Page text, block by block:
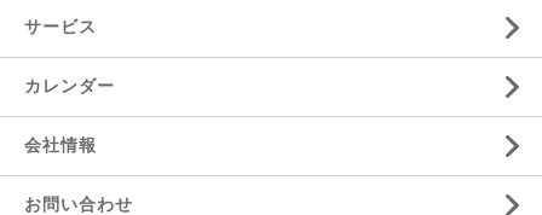
サービス
カレンダー
会社情報
お問い合わせ